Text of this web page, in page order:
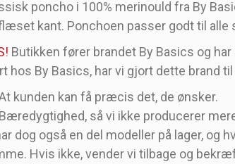
poncho i 100% merinould fra By
kant. Ponchoen passer godt til alle
Butikken fører brandet By Basics og
hos By Basics, har vi gjort dette brand
kunden kan få præcis det, de ønsker.
Bæredygtighed, så vi ikke producerer
dog også en del modeller på lager,
Hvis ikke, vender vi tilbage og